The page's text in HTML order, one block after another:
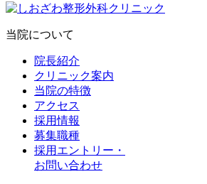
当院について
院長紹介
クリニック案内
当院の特徴
アクセス
採用情報
募集職種
採用エントリー・
お問い合わせ